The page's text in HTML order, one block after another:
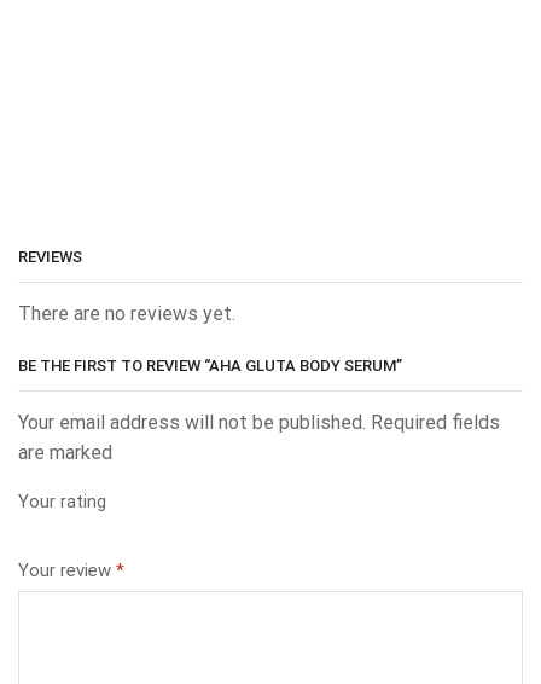
REVIEWS
There are no reviews yet.
BE THE FIRST TO REVIEW “AHA GLUTA BODY SERUM”
Your email address will not be published. Required fields
are marked
Your rating
Your review *